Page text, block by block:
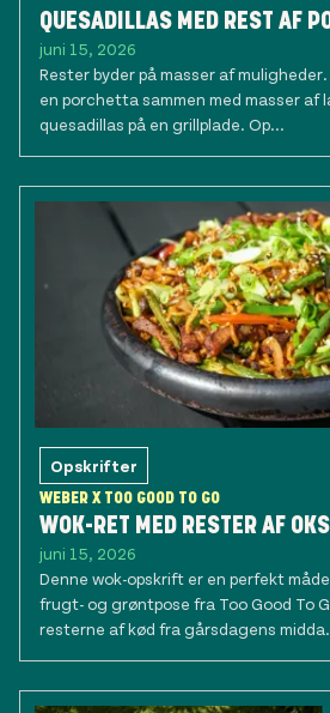
QUESADILLAS MED REST AF
juni 15, 2026
Rester byder på masser af
en porchetta sammen med masser
quesadillas på en grillplade. Op...
Opskrifter
WEBER X TOO GOOD TO GO
WOK-RET MED RESTER AF
juni 15, 2026
Denne wok-opskrift er en perfekt
frugt- og grøntpose fra Too Good To
resterne af kød fra gårsdagens